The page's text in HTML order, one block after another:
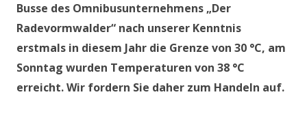
Busse des Omnibusunternehmens „Der
Radevormwalder“ nach unserer Kenntnis
erstmals in diesem Jahr die Grenze von 30 °C, am
Sonntag wurden Temperaturen von 38 °C
erreicht.Wir fordern Sie daher zum Handeln auf.